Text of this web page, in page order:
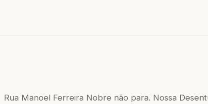
Rua Manoel Ferreira Nobre não para. Nossa